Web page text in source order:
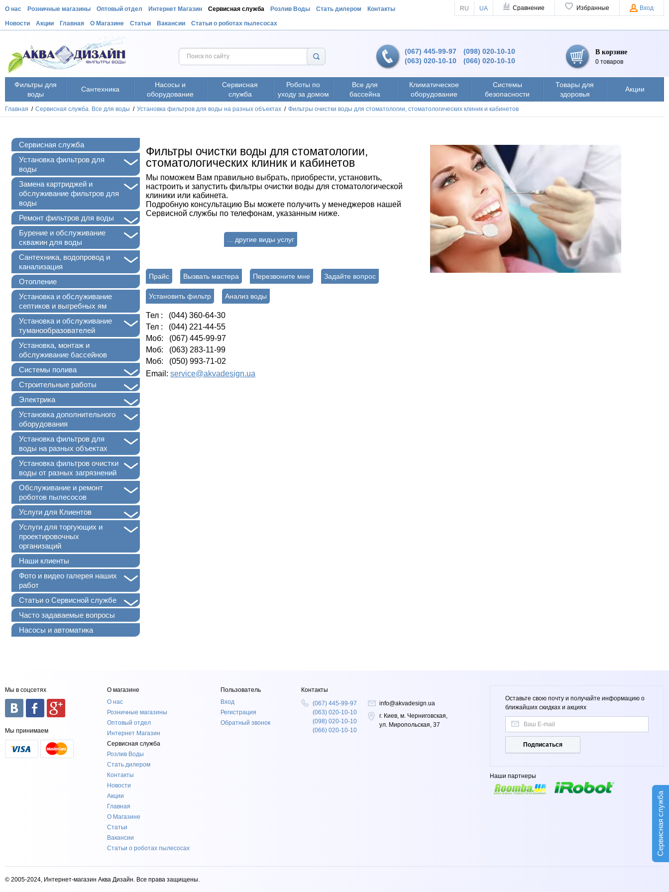
Сервисная служба
О нас Розничные магазины Оптовый отдел Интернет Магазин Сервисная служба Розлив Воды Стать дилером Контакты
Новости Акции Главная О Магазине Статьи Вакансии Статьи о роботах пылесосах
RU UA Сравнение Избранные Вход
(067) 445-99-97
(063) 020-10-10
(098) 020-10-10
(066) 020-10-10
В корзине
0 товаров
Фильтры для
воды
Сантехника
Насосы и
оборудование
Сервисная
служба
Роботы по
уходу за домом
Все для
бассейна
Климатическое
оборудование
Системы
безопасности
Товары для
здоровья
Акции
Главная / Сервисная служба. Все для воды / Установка фильтров для воды на разных объектах / Фильтры очистки воды для стоматологии, стоматологических клиник и кабинетов
Сервисная служба
+
Установка фильтров для
воды
Замена картриджей и
обслуживание фильтров для
воды
+
Ремонт фильтров для воды
+
Бурение и обслуживание
скважин для воды
+
Сантехника, водопровод и
канализация
Отопление
Установка и обслуживание
септиков и выгребных ям
+
Установка и обслуживание
туманообразователей
Установка, монтаж и
обслуживание бассейнов
Системы полива
Строительные работы
Электрика
+
Установка дополнительного
оборудования
+
Установка фильтров для
воды на разных объектах
+
Установка фильтров очистки
воды от разных загрязнений
+
Обслуживание и ремонт
роботов пылесосов
Услуги для Клиентов
+
Услуги для торгующих и
проектировочных
организаций
Наши клиенты
+
Фото и видео галерея наших
работ
+
Статьи о Сервисной службе
Часто задаваемые вопросы
Насосы и автоматика
Фильтры очистки воды для стоматологии,
стоматологических клиник и кабинетов
Мы поможем Вам правильно выбрать, приобрести, установить,
настроить и запустить фильтры очистки воды для стоматологической
клиники или кабинета.
Подробную консультацию Вы можете получить у менеджеров нашей
Сервисной службы по телефонам, указанным ниже.
... другие виды услуг
Прайс Вызвать мастера Перезвоните мне Задайте вопрос
Установить фильтр Анализ воды
Тел : (044) 360-64-30
Тел : (044) 221-44-55
Моб: (067) 445-99-97
Моб: (063) 283-11-99
Моб: (050) 993-71-02
Email: service@akvadesign.ua
Мы в соцсетях
Мы принимаем
О магазине
О нас
Розничные магазины
Оптовый отдел
Интернет Магазин
Сервисная служба
Розлив Воды
Стать дилером
Контакты
Новости
Акции
Главная
О Магазине
Статьи
Вакансии
Статьи о роботах пылесосах
Пользователь
Вход
Регистрация
Обратный звонок
Контакты
(067) 445-99-97
(063) 020-10-10
(098) 020-10-10
(066) 020-10-10
info@akvadesign.ua
г. Киев, м. Черниговская,
ул. Миропольская, 37
Оставьте свою почту и получайте информацию о
ближайших скидках и акциях
Подписаться
Наши партнеры
© 2005-2024, Интернет-магазин Аква Дизайн. Все права защищены.